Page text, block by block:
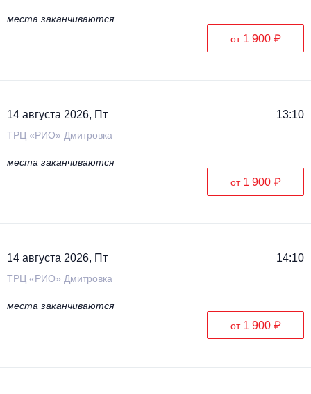
места заканчиваются
от 1 900 ₽
14 августа 2026, Пт 13:10
ТРЦ «РИО» Дмитровка
места заканчиваются
от 1 900 ₽
14 августа 2026, Пт 14:10
ТРЦ «РИО» Дмитровка
места заканчиваются
от 1 900 ₽